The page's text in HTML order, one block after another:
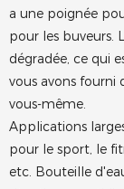
a une poignée
pour les buveurs.
dégradée, ce qui
vous avons fourni
vous-même.
Applications
pour le sport, le
etc. Bouteille